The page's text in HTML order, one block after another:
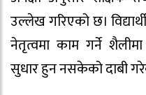
उल्लेख गरिएको छ।
नेतृत्वमा काम गर्ने
सुधार हुन नसकेको दाबी